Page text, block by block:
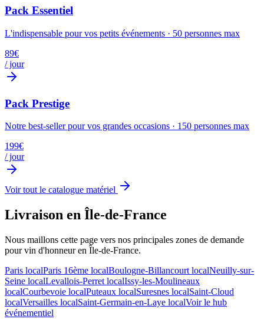
Pack Essentiel
L'indispensable pour vos petits événements · 50 personnes max
89€
/ jour
Pack Prestige
Notre best-seller pour vos grandes occasions · 150 personnes max
199€
/ jour
Voir tout le catalogue matériel
Livraison en Île-de-France
Nous maillons cette page vers nos principales zones de demande
pourvin d'honneuren Île-de-France.
Paris localParis 16ème localBoulogne-Billancourt localNeuilly-sur-
Seine localLevallois-Perret localIssy-les-Moulineaux
localCourbevoie localPuteaux localSuresnes localSaint-Cloud
localVersailles localSaint-Germain-en-Laye localVoir le hub
événementiel